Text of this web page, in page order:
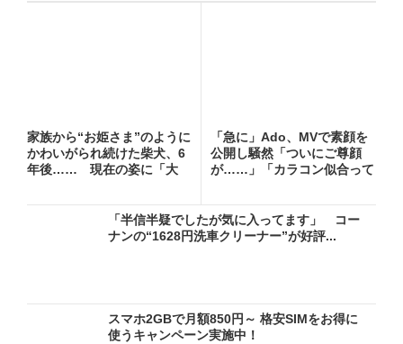
家族から“お姫さま”のように
かわいがられ続けた柴犬、6
年後…… 現在の姿に「大
「急に」Ado、MVで素顔を
公開し騒然「ついにご尊顔
が……」「カラコン似合って
「半信半疑でしたが気に入ってます」 コー
ナンの“1628円洗車クリーナー”が好評...
スマホ2GBで月額850円～ 格安SIMをお得に
使うキャンペーン実施中！